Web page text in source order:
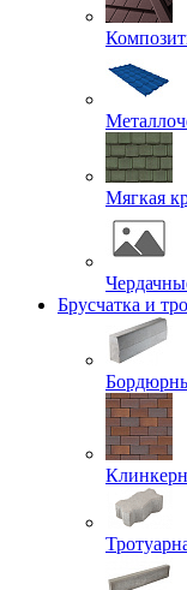
Мягкая
Брусчатка и